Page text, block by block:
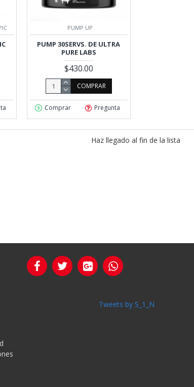
PUMP UP
PUMP 30SERVS. DE ULTRA
PURE LABS
$430.00
COMPRAR
Comprar Pregunta
Haz llegado al fin de la lista
Tweets by S_1_N